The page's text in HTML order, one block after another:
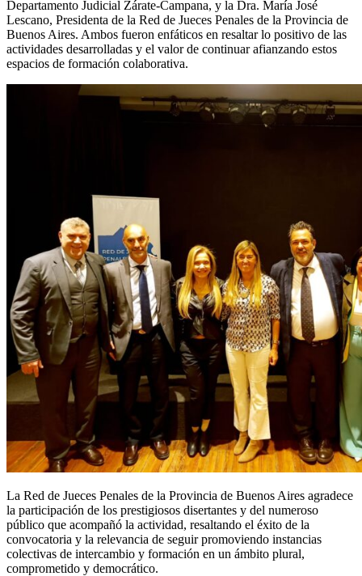
Departamento Judicial Zárate-Campana, y la Dra. María José
Lescano, Presidenta de la Red de Jueces Penales de la Provincia de
Buenos Aires. Ambos fueron enfáticos en resaltar lo positivo de las
actividades desarrolladas y el valor de continuar afianzando estos
espacios de formación colaborativa.
La Red de Jueces Penales de la Provincia de Buenos Aires agradece
la participación de los prestigiosos disertantes y del numeroso
público que acompañó la actividad, resaltando el éxito de la
convocatoria y la relevancia de seguir promoviendo instancias
colectivas de intercambio y formación en un ámbito plural,
comprometido y democrático.